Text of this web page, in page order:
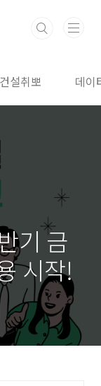
건설취뽀 데이
기 금
시작!